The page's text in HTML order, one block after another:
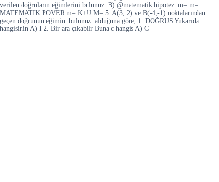
verilen doğruların eğimlerini bulunuz. B) @matematik hipotezi m= m=
MATEMATIK POVER m= K+U M= 5. A(3, 2) ve B(-4,-1) noktalarından
geçen doğrunun eğimini bulunuz. alduğuna göre, 1. DOĞRUS Yukarıda
hangisinin A) I 2. Bir ara çıkabilr Buna c hangis A) C